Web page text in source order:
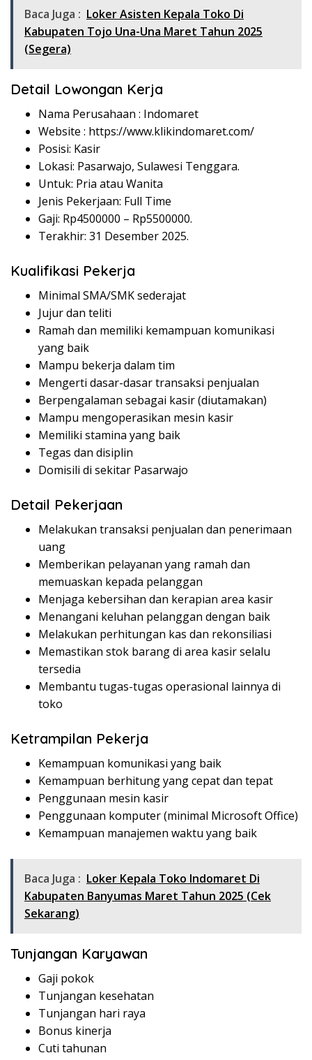
Baca Juga : Loker Asisten Kepala Toko Di
Kabupaten Tojo Una-Una Maret Tahun 2025
(Segera)
Detail Lowongan Kerja
Nama Perusahaan : Indomaret
Website : https://www.klikindomaret.com/
Posisi: Kasir
Lokasi: Pasarwajo, Sulawesi Tenggara.
Untuk: Pria atau Wanita
Jenis Pekerjaan: Full Time
Gaji: Rp4500000 – Rp5500000.
Terakhir: 31 Desember 2025.
Kualifikasi Pekerja
Minimal SMA/SMK sederajat
Jujur dan teliti
Ramah dan memiliki kemampuan komunikasi
yang baik
Mampu bekerja dalam tim
Mengerti dasar-dasar transaksi penjualan
Berpengalaman sebagai kasir (diutamakan)
Mampu mengoperasikan mesin kasir
Memiliki stamina yang baik
Tegas dan disiplin
Domisili di sekitar Pasarwajo
Detail Pekerjaan
Melakukan transaksi penjualan dan penerimaan
uang
Memberikan pelayanan yang ramah dan
memuaskan kepada pelanggan
Menjaga kebersihan dan kerapian area kasir
Menangani keluhan pelanggan dengan baik
Melakukan perhitungan kas dan rekonsiliasi
Memastikan stok barang di area kasir selalu
tersedia
Membantu tugas-tugas operasional lainnya di
toko
Ketrampilan Pekerja
Kemampuan komunikasi yang baik
Kemampuan berhitung yang cepat dan tepat
Penggunaan mesin kasir
Penggunaan komputer (minimal Microsoft Office)
Kemampuan manajemen waktu yang baik
Baca Juga : Loker Kepala Toko Indomaret Di
Kabupaten Banyumas Maret Tahun 2025 (Cek
Sekarang)
Tunjangan Karyawan
Gaji pokok
Tunjangan kesehatan
Tunjangan hari raya
Bonus kinerja
Cuti tahunan